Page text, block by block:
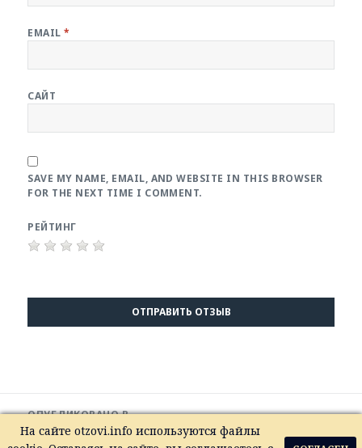
EMAIL*
САЙТ
SAVE MY NAME, EMAIL, AND WEBSITE IN THIS BROWSER
FOR THE NEXT TIME I COMMENT.
РЕЙТИНГ
записям
ОПУБЛИКОВАНО В
IMG_20250406_140418_372
На сайте otzovi.info используются файлы